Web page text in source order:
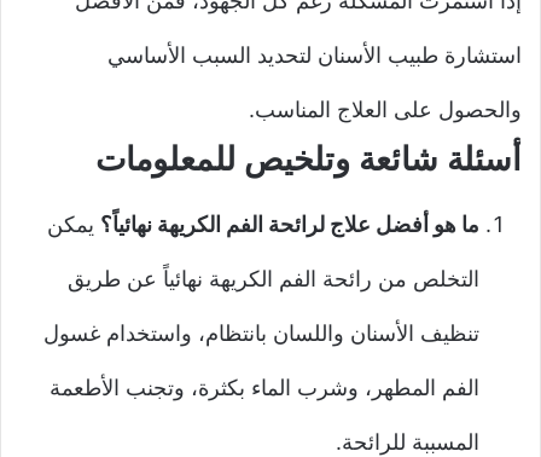
استشارة طبيب الأسنان لتحديد السبب الأساسي
والحصول على العلاج المناسب.
أسئلة شائعة وتلخيص للمعلومات
ما هو أفضل علاج لرائحة الفم الكريهة نهائياً؟ يمكن
التخلص من رائحة الفم الكريهة نهائياً عن طريق
تنظيف الأسنان واللسان بانتظام، واستخدام غسول
الفم المطهر، وشرب الماء بكثرة، وتجنب الأطعمة
المسببة للرائحة.